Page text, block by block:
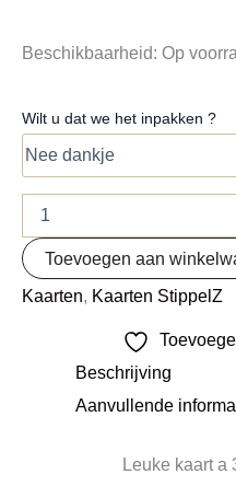
Beschikbaarheid: Op
Wilt u dat we het inpakken ?
Toevoegen aan
Kaarten Kaarten StippelZ
Beschrijving
Aanvullende
Leuke kaart a